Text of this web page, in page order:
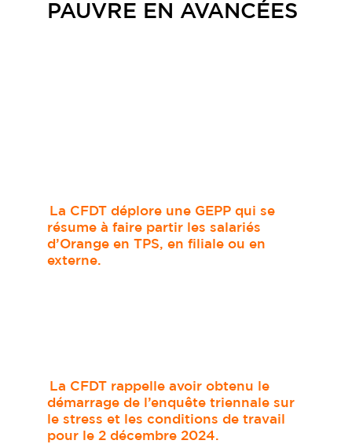
PAUVRE EN AVANCÉES
La CFDT déplore une GEPP qui se
résume à faire partir les salariés
d’Orange en TPS, en filiale ou en
externe.
La CFDT rappelle avoir obtenu le
démarrage de l’enquête triennale sur
le stress et les conditions de travail
pour le 2 décembre 2024.